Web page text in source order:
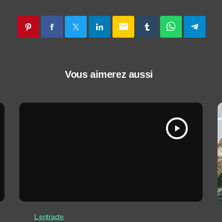
email
Vous aimerez aussi
play_arrow
L entracte